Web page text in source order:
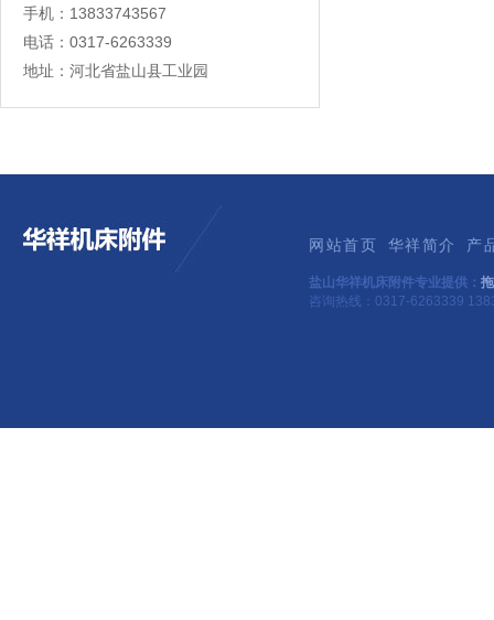
手机：13833743567
电话：0317-6263339
地址：河北省盐山县工业园
网站首页 华祥简介 产
盐山华祥机床附件专业提供：
咨询热线：0317-6263339